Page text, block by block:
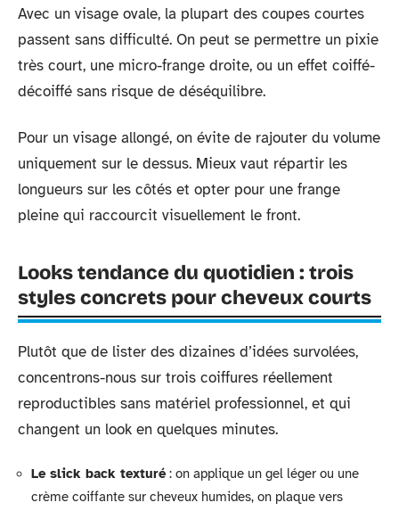
Avec un visage ovale, la plupart des coupes courtes
passent sans difficulté. On peut se permettre un pixie
très court, une micro-frange droite, ou un effet coiffé-
décoiffé sans risque de déséquilibre.
Pour un visage allongé, on évite de rajouter du volume
uniquement sur le dessus. Mieux vaut répartir les
longueurs sur les côtés et opter pour une frange
pleine qui raccourcit visuellement le front.
Looks tendance du quotidien : trois
styles concrets pour cheveux courts
Plutôt que de lister des dizaines d’idées survolées,
concentrons-nous sur trois coiffures réellement
reproductibles sans matériel professionnel, et qui
changent un look en quelques minutes.
Le slick back texturé: on applique un gel léger ou une
crème coiffante sur cheveux humides, on plaque vers